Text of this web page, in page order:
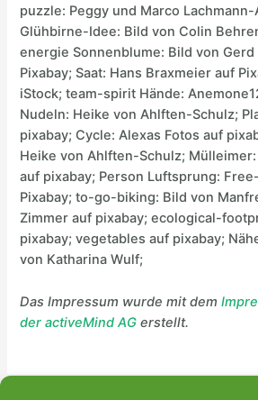
puzzle: Peggy und Marco
Glühbirne-Idee: Bild von Colin
energie Sonnenblume: Bild von Gerd
Pixabay; Saat: Hans Braxmeier auf
iStock; team-spirit Hände:
Nudeln: Heike von Ahlften-Schulz;
pixabay; Cycle: Alexas Fotos auf
Heike von Ahlften-Schulz;
auf pixabay; Person Luftsprung:
Pixabay; to-go-biking: Bild von
Zimmer auf pixabay; ecological-
pixabay; vegetables auf pixabay;
von Katharina Wulf;
Das Impressum wurde mit dem
der activeMind AG erstellt.